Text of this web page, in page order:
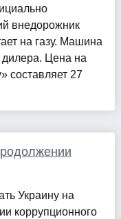
внедорожник
на газу. Машина
дилера. Цена на
составляет 27
Украину на
коррупционного